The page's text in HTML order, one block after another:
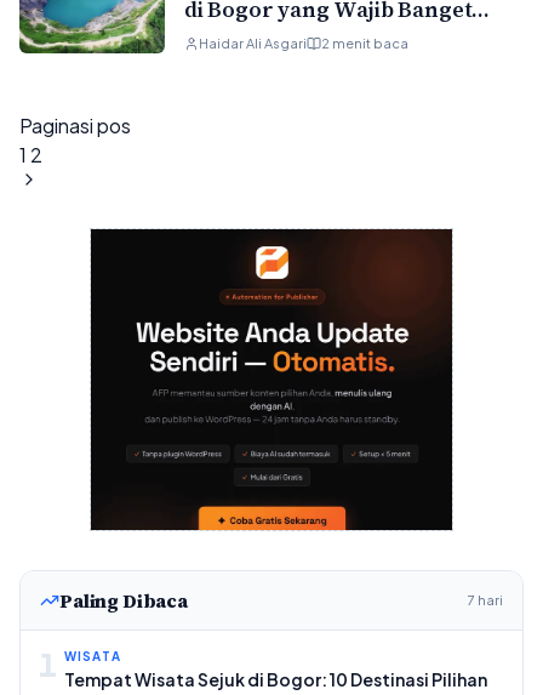
di Bogor yang Wajib Banget
Kamu Coba
Haidar Ali Asgari 2 menit baca
Paginasi pos
1 2
Paling Dibaca 7 hari
1 WISATA
Tempat Wisata Sejuk di Bogor: 10 Destinasi Pilihan